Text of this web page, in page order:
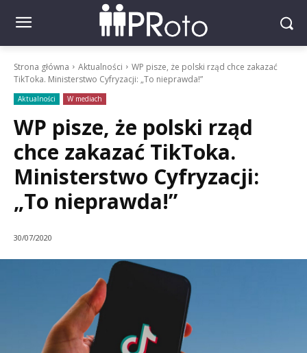
Strona główna Aktualności
WP pisze, że polski rząd chce zakazać
TikToka. Ministerstwo Cyfryzacji: „To nieprawda!”
Aktualności W mediach
WP pisze, że polski rząd
chce zakazać TikToka.
Ministerstwo Cyfryzacji:
„To nieprawda!”
30/07/2020